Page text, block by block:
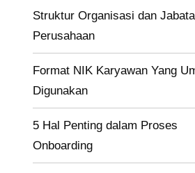
Struktur Organisasi dan
Perusahaan
Format NIK Karyawan Yang
Digunakan
5 Hal Penting dalam Proses
Onboarding